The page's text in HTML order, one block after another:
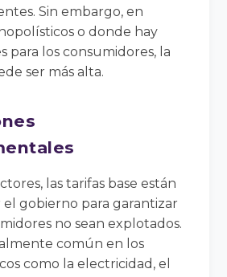
Sin embargo, en
o donde hay
para los consumidores, la
ser más alta.
las tarifas base están
gobierno para garantizar
no sean explotados.
común en los
como la electricidad, el